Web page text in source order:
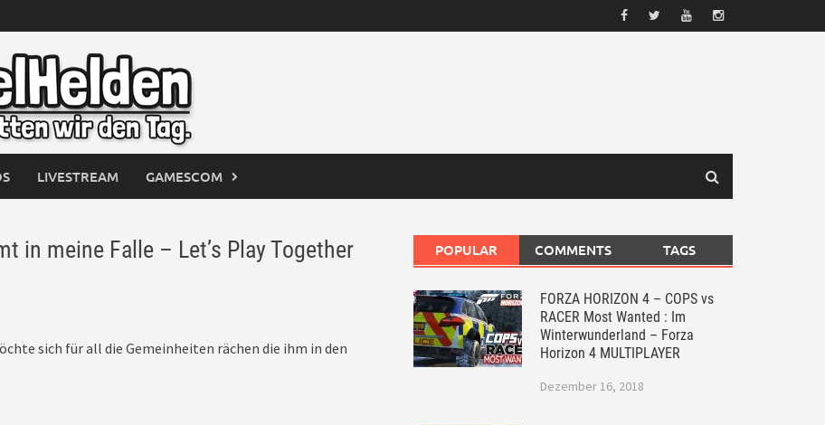
LIVESTREAM GAMESCOM
in meine Falle – Let’s Play Together
sich für all die Gemeinheiten rächen die ihm in den
POPULAR COMMENTS TAGS
FORZA HORIZON 4 – COPS vs
RACER Most Wanted : Im
Winterwunderland – Forza
Horizon 4 MULTIPLAYER
Dezember 16, 2018